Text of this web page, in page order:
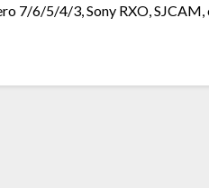
7/6/5/4/3, Sony RXO, SJCAM,